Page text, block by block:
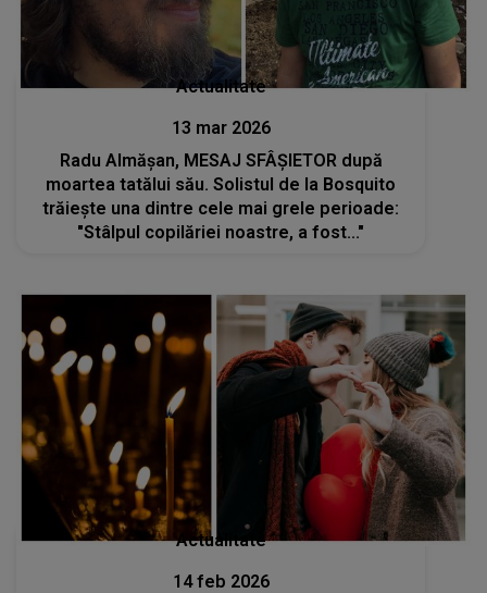
Actualitate
13 mar 2026
Radu Almășan, MESAJ SFÂȘIETOR după
moartea tatălui său. Solistul de la Bosquito
trăiește una dintre cele mai grele perioade:
"Stâlpul copilăriei noastre, a fost..."
Actualitate
14 feb 2026